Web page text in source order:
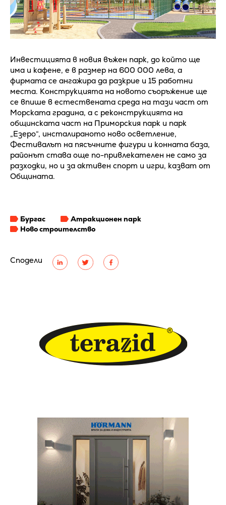
Сподели
Инвестицията в новия въжен парк, до който ще
има и кафене, е в размер на 600 000 лева, а
фирмата се ангажира да разкрие и 15 работни
места. Конструкцията на новото съоръжение ще
се впише в естествената среда на тази част от
Морската градина, а с реконструкцията на
общинската част на Приморския парк и парк
„Езеро“, инсталираното ново осветление,
Фестивалът на пясъчните фигури и конната база,
районът става още по-привлекателен не само за
разходки, но и за активен спорт и игри, казват от
Общината.
Бургас
Атракционен парк
Ново строителство